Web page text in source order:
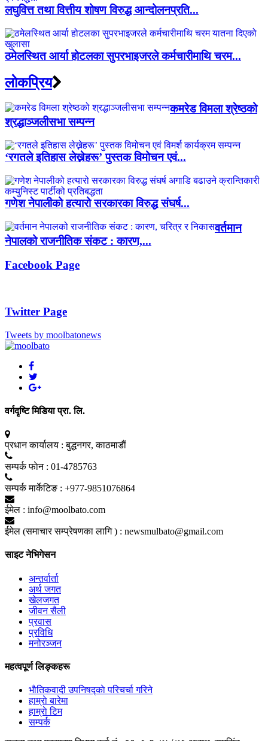
लघुवित्त तथा वित्तीय शोषण विरुद्ध आन्दोलनप्रति...
ठमेलस्थित आर्या होटलका सुपरभाइजरले कर्मचारीमाथि चरम...
लाेकप्रिय
कमरेड विमला श्रेष्ठको
श्रद्धाञ्जलीसभा सम्पन्न
‘रगतले इतिहास लेख्नेहरू’ पुस्तक विमोचन एवं...
गणेश नेपालीको हत्यारो सरकारका विरुद्ध संघर्ष...
वर्तमान
नेपालको राजनीतिक संकट : कारण,...
Facebook Page
Twitter Page
Tweets by moolbatonews
वर्गदृष्टि मिडिया प्रा. लि.
प्रधान कार्यालय : बुद्धनगर, काठमाडाैं
सम्पर्क फाेन : 01-4785763
सम्पर्क मार्केटिङ : +977-9851076864
ईमेल : info@moolbato.com
ईमेल (समाचार सम्प्रेषणका लागि ) : newsmulbato@gmail.com
साइट नेभिगेसन
अन्तर्वार्ता
अर्थ जगत
खेलजगत
जीवन सैली
प्रवास
प्रविधि
मनोरञ्जन
महत्वपूर्ण लिङ्कहरू
भाैतिकवादी उपनिषद्काे परिचर्चा गरिने
हाम्राे बारेमा
हाम्राे टिम
सम्पर्क